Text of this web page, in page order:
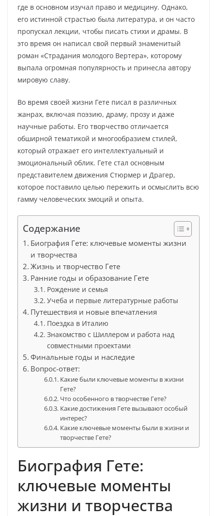
где в основном изучал право и медицину. Однако,
его истинной страстью была литература, и он часто
пропускал лекции, чтобы писать стихи и драмы. В
это время он написал свой первый знаменитый
роман «Страдания молодого Вертера», которому
выпала огромная популярность и принесла автору
мировую славу.
Во время своей жизни Гете писал в различных
жанрах, включая поэзию, драму, прозу и даже
научные работы. Его творчество отличается
обширной тематикой и многообразием стилей,
который отражает его интеллектуальный и
эмоциональный облик. Гете стал основным
представителем движения Стюрмер и Драгер,
которое поставило целью пережить и осмыслить всю
гамму человеческих эмоций и опыта.
Содержание
Биография Гете: ключевые моменты жизни
и творчества
Жизнь и творчество Гете
Ранние годы и образование Гете
Рождение и семья
Учеба и первые литературные работы
Путешествия и новые впечатления
Поездка в Италию
Знакомство с Шиллером и работа над
совместными проектами
Финальные годы и наследие
Вопрос-ответ:
Какие были ключевые моменты в жизни
Гете?
Что особенного в творчестве Гете?
Какие достижения Гете вызывают особый
интерес?
Какие ключевые моменты были в жизни и
творчестве Гете?
Биография Гете:
ключевые моменты
жизни и творчества